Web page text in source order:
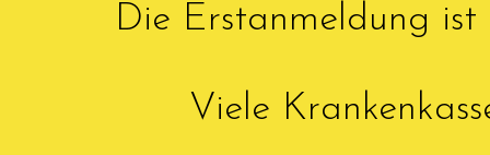
Die Erstanmeldung
Viele